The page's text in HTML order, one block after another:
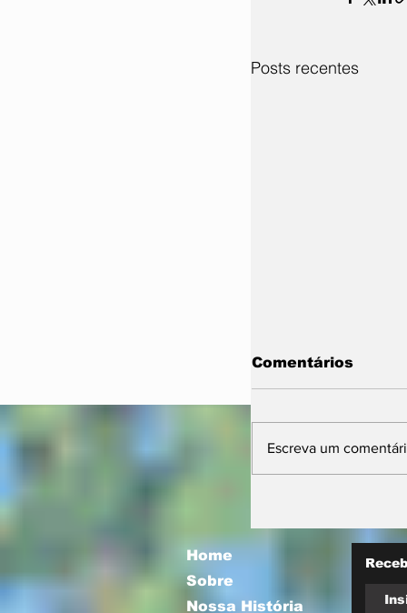
Posts recentes
filas de
Comentários
Escreva um
Home
Sobre
Nossa História